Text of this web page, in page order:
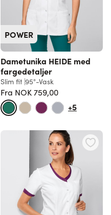
POWER
Dametunika HEIDE med
fargedetaljer
Slim fit 95°-Vask
Fra NOK 759,00Vanlig pris
+5